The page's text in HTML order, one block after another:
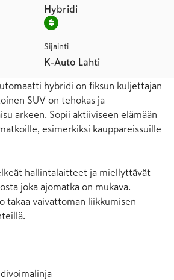
Hybridi
Sijainti
K-Auto Lahti
hybridi on fiksun kuljettajan
SUV on tehokas ja
arkeen. Sopii aktiiviseen elämään
esimerkiksi kauppareissuille
hallintalaitteet ja miellyttävät
joka ajomatka on mukava.
takaa vaivattoman liikkumisen